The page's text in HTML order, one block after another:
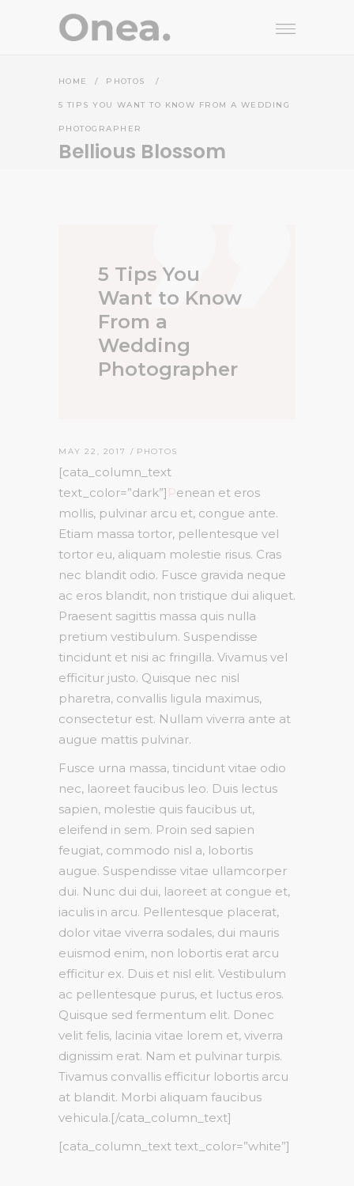
HOME / PHOTOS /
5 TIPS YOU WANT TO KNOW FROM A WEDDING
PHOTOGRAPHER
Bellious Blossom
5 Tips You
Want to Know
From a
Wedding
Photographer
MAY 22, 2017 PHOTOS
[cata_column_text
text_color=”dark”]
enean et eros
mollis, pulvinar arcu et, congue ante.
Etiam massa tortor, pellentesque vel
tortor eu, aliquam molestie risus. Cras
nec blandit odio. Fusce gravida neque
ac eros blandit, non tristique dui aliquet.
Praesent sagittis massa quis nulla
pretium vestibulum. Suspendisse
tincidunt et nisi ac fringilla. Vivamus vel
efficitur justo. Quisque nec nisl
pharetra, convallis ligula maximus,
consectetur est. Nullam viverra ante at
augue mattis pulvinar.
Fusce urna massa, tincidunt vitae odio
nec, laoreet faucibus leo. Duis lectus
sapien, molestie quis faucibus ut,
eleifend in sem. Proin sed sapien
feugiat, commodo nisl a, lobortis
augue. Suspendisse vitae ullamcorper
dui. Nunc dui dui, laoreet at congue et,
iaculis in arcu. Pellentesque placerat,
dolor vitae viverra sodales, dui mauris
euismod enim, non lobortis erat arcu
efficitur ex. Duis et nisl elit. Vestibulum
ac pellentesque purus, et luctus eros.
Quisque sed fermentum elit. Donec
velit felis, lacinia vitae lorem et, viverra
dignissim erat. Nam et pulvinar turpis.
Tivamus convallis efficitur lobortis arcu
at blandit. Morbi aliquam faucibus
vehicula.[/cata_column_text]
[cata_column_text text_color=”white”]